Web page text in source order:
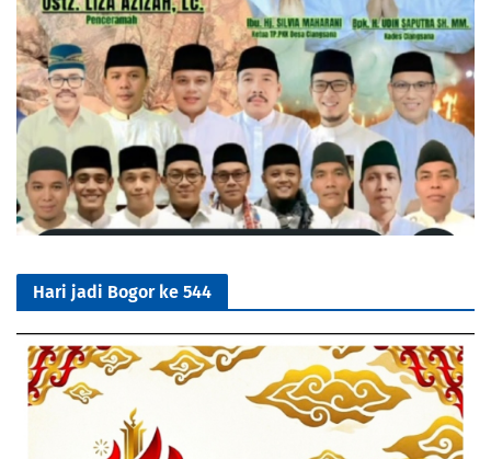
Hari jadi Bogor ke 544